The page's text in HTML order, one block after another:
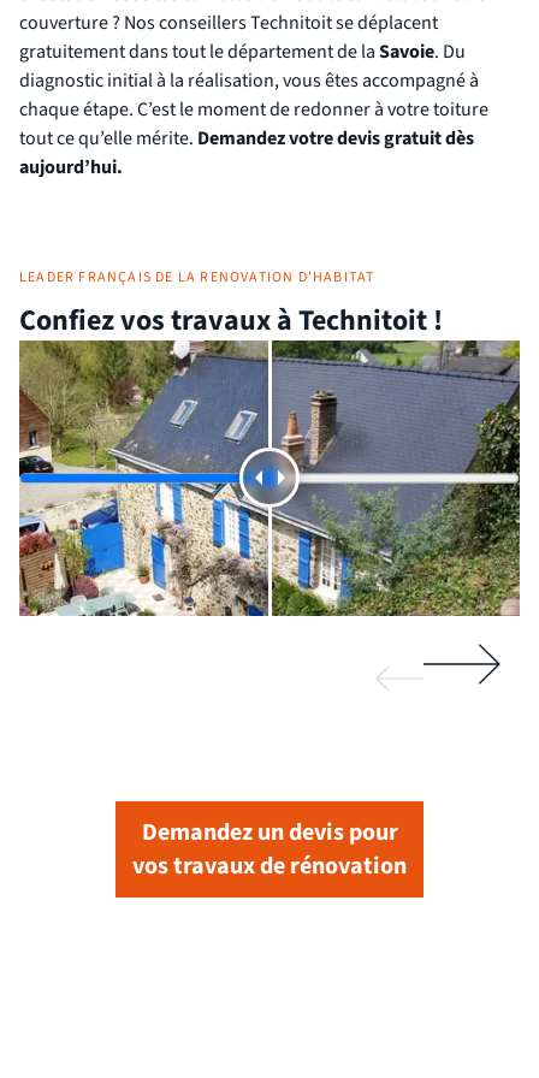
couverture ? Nos conseillers Technitoit se déplacent
gratuitement dans tout le département de laSavoie. Du
diagnostic initial à la réalisation, vous êtes accompagné à
chaque étape. C’est le moment de redonner à votre toiture
tout ce qu’elle mérite. Demandez votre devis gratuit dès
aujourd’hui.
LEADER FRANÇAIS DE LA RENOVATION D'HABITAT
Confiez vos travaux à Technitoit !
Demandez un devis pour
vos travaux de rénovation